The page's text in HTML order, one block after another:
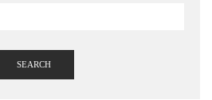
SEARCH